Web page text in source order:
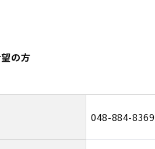
の方
048-884-8369